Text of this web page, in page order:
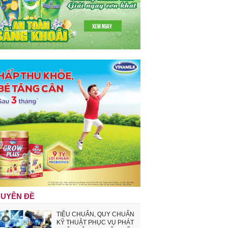
ĐỀ
TIÊU CHUẨN, QUY CHUẨN
KỸ THUẬT PHỤC VỤ PHÁT